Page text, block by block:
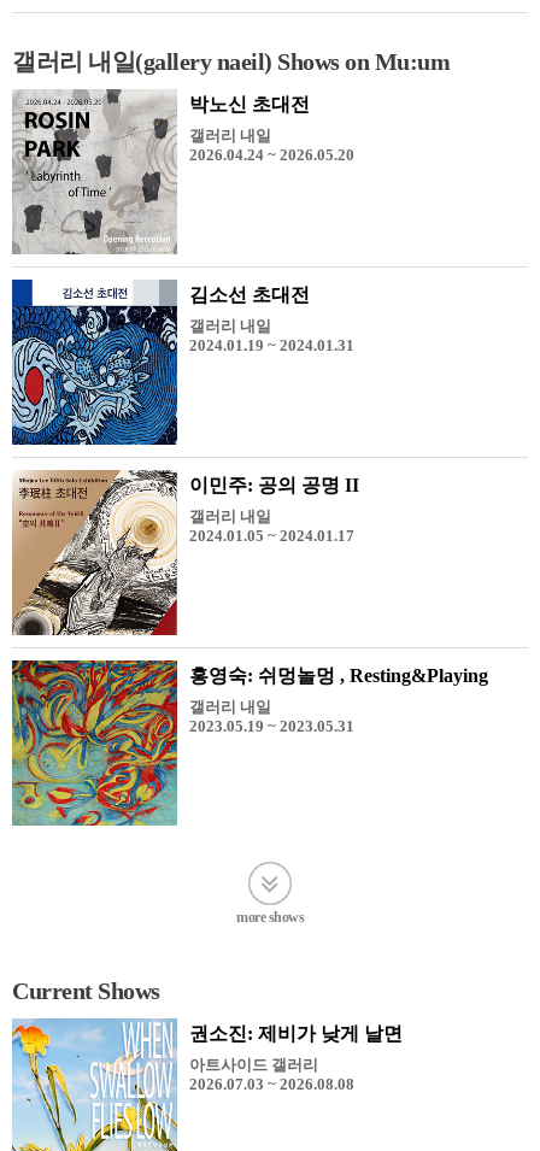
갤러리 내일(gallery naeil) Shows on Mu:um
박노신 초대전
갤러리 내일
2026.04.24 ~ 2026.05.20
김소선 초대전
갤러리 내일
2024.01.19 ~ 2024.01.31
이민주: 공의 공명 II
갤러리 내일
2024.01.05 ~ 2024.01.17
홍영숙: 쉬멍놀멍 , Resting&Playing
갤러리 내일
2023.05.19 ~ 2023.05.31
more shows
Current Shows
권소진: 제비가 낮게 날면
아트사이드 갤러리
2026.07.03 ~ 2026.08.08